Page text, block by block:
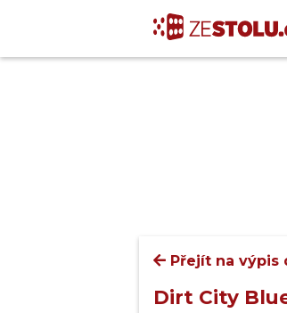
Přejít na výpis
Dirt City